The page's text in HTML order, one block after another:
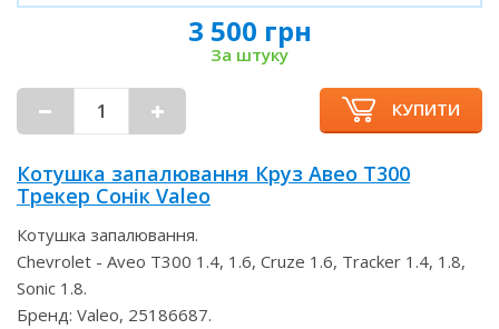
3 500 грн
За штуку
КУПИТИ
Котушка запалювання Круз Авео Т300
Трекер Сонік Valeo
Котушка запалювання.
Chevrolet - Aveo T300 1.4, 1.6, Cruze 1.6, Tracker 1.4, 1.8,
Sonic 1.8.
Бренд: Valeo, 25186687.